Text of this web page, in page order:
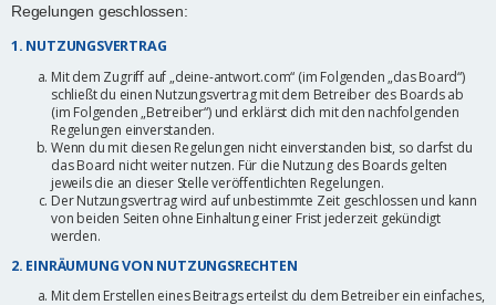
Regelungen geschlossen:
1. NUTZUNGSVERTRAG
Mit dem Zugriff auf „deine-antwort.com“ (im Folgenden „das Board“)
schließt du einen Nutzungsvertrag mit dem Betreiber des Boards ab
(im Folgenden „Betreiber“) und erklärst dich mit den nachfolgenden
Regelungen einverstanden.
Wenn du mit diesen Regelungen nicht einverstanden bist, so darfst du
das Board nicht weiter nutzen. Für die Nutzung des Boards gelten
jeweils die an dieser Stelle veröffentlichten Regelungen.
Der Nutzungsvertrag wird auf unbestimmte Zeit geschlossen und kann
von beiden Seiten ohne Einhaltung einer Frist jederzeit gekündigt
werden.
2. EINRÄUMUNG VON NUTZUNGSRECHTEN
Mit dem Erstellen eines Beitrags erteilst du dem Betreiber ein einfaches,